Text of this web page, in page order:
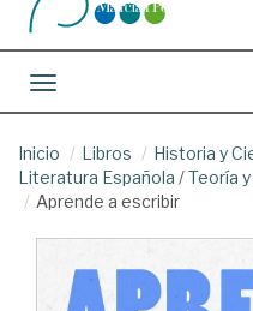
Toggle navigation
Inicio Libros Historia y
Literatura Española /Teoría
Aprende a escribir